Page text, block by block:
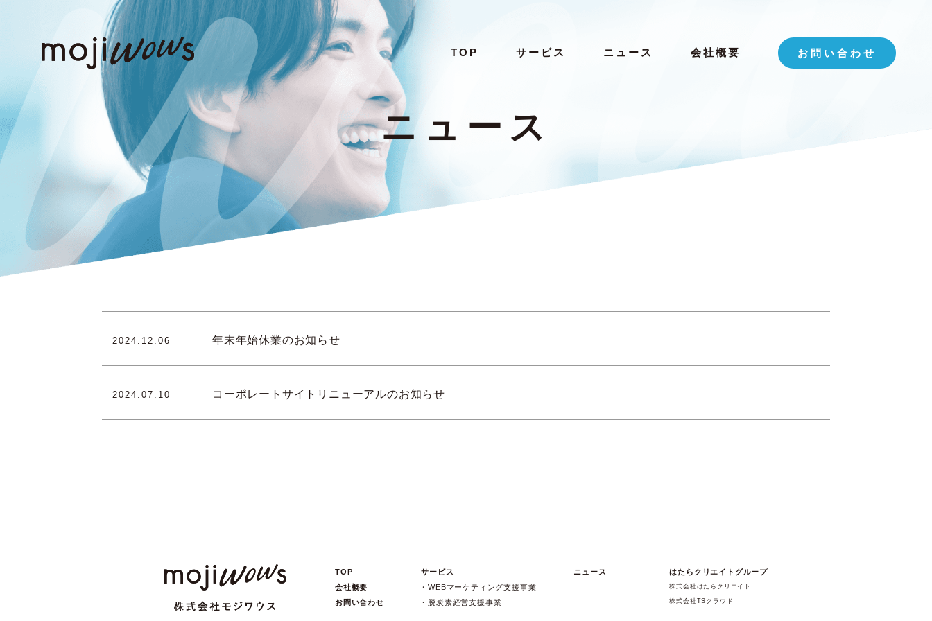
TOP サービス ニュース 会社概要 お問い合わせ
ニュース
2024.12.06 年末年始休業のお知らせ
2024.07.10 コーポレートサイトリニューアルのお知らせ
TOP
会社概要
お問い合わせ
サービス
WEBマーケティング支援事業
脱炭素経営支援事業
ニュース はたらクリエイトグループ
株式会社はたらクリエイト
株式会社TSクラウド